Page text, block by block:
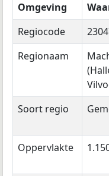
Omgeving
Regiocode
Regionaam
Soort regio
Oppervlakte